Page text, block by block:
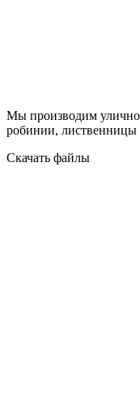
Мы производим
робинии,
Скачать файлы